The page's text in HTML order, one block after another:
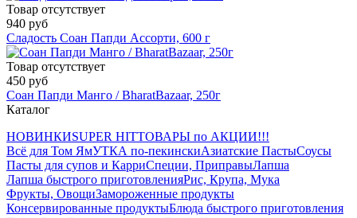
Товар отсутствует
940 руб
Сладость Соан Папди Ассорти, 600 г
Товар отсутствует
450 руб
Соан Папди Манго / BharatBazaar, 250г
Каталог
НОВИНКИSUPER HITТОВАРЫ по АКЦИИ!!!
Всё для Том ЯмУТКА по-пекинскиАзиатские ПастыСоусы
Пасты для супов и КарриСпеции, ПриправыЛапша
Лапша быстрого приготовленияРис, Крупа, Мука
Фрукты, ОвощиЗамороженные продукты
Консервированные продуктыБлюда быстрого приготовления